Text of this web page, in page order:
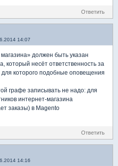
Ответить
14:07
должен быть указан
который несёт ответственность за
для которого подобные оповещения
графе записывать не надо: для
интернет-магазина
заказы) в Magento
Ответить
14:16